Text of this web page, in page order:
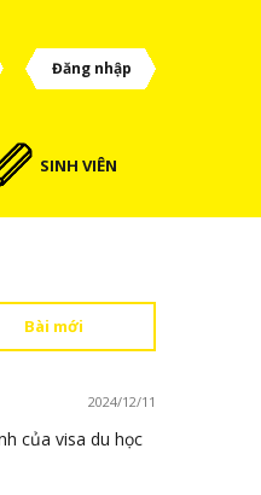
Đăng nhập
SINH VIÊN
Bài mới
2024/12/11
của visa du học